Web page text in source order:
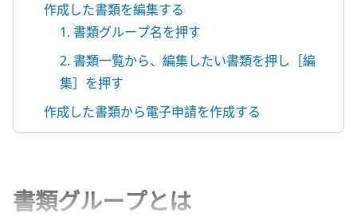
作成した書類を編集する
1. 書類グループ名を押す
2. 書類一覧から、編集したい書類を押し［編
集］を押す
作成した書類から電子申請を作成する
書類グループとは